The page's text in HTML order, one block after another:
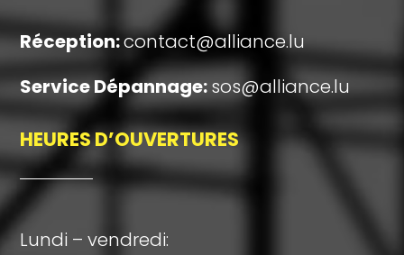
Réception:contact@alliance.lu
Service Dépannage:sos@alliance.lu
HEURES D’OUVERTURES
Lundi – vendredi: